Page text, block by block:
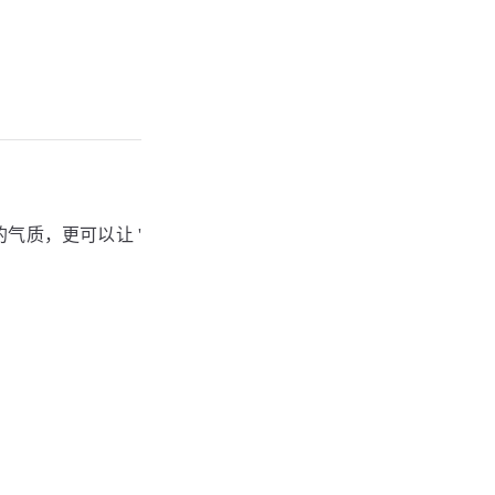
气质，更可以让 '